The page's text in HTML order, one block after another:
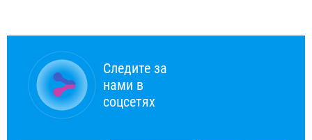
Следите за
нами в
соцсетях